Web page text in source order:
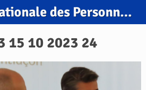
Union Nationale des Personnels et Retraités de la Gendarmerie.
15 10 2023 24